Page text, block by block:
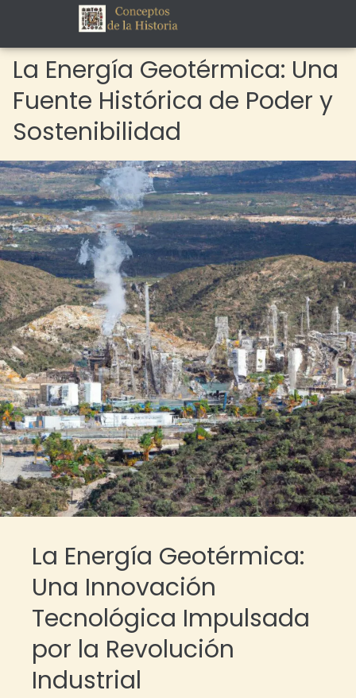
La Energía Geotérmica: Una
Fuente Histórica de Poder y
Sostenibilidad
La Energía Geotérmica:
Una Innovación
Tecnológica Impulsada
por la Revolución
Industrial